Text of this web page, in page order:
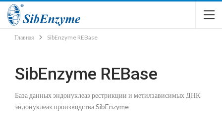
Главная SibEnzyme REBase
SibEnzyme REBase
База данных эндонуклеаз рестрикции и метилзависимых ДНК
эндонуклеаз производства SibEnzyme